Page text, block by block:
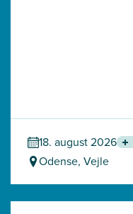
18. august 2026
Odense, Vejle